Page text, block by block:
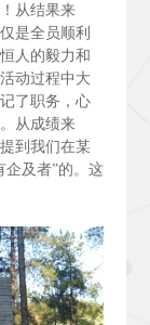
从结果来
是全员顺利
人的毅力和
动过程中大
了职务，心
从成绩来
到我们在某
企及者”的。这